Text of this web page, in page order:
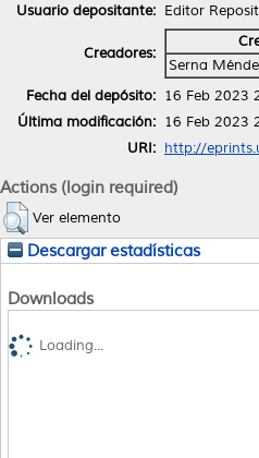
Usuario depositante: Editor
Creadores:
Serna
Fecha del depósito: 16 Feb 2023
Última modificación: 16 Feb 2023
URI: http://
Actions (login required)
Ver elemento
Descargar estadísticas
Downloads
Loading...